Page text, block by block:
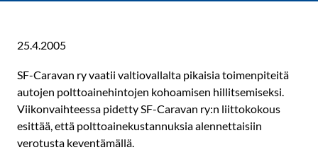
25.4.2005
SF-Caravan ry vaatii valtiovallalta pikaisia toimenpiteitä
autojen polttoainehintojen kohoamisen hillitsemiseksi.
Viikonvaihteessa pidetty SF-Caravan ry:n liittokokous
esittää, että polttoainekustannuksia alennettaisiin
verotusta keventämällä.